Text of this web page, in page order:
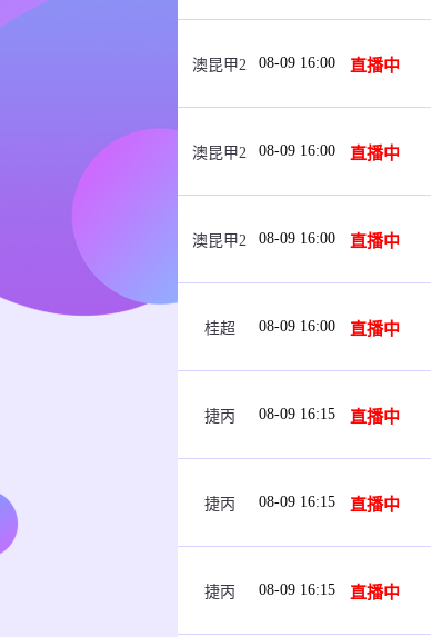
澳昆甲2 08-09 16:00 直播中
澳昆甲2 08-09 16:00 直播中
澳昆甲2 08-09 16:00 直播中
桂超 08-09 16:00 直播中
捷丙 08-09 16:15 直播中
捷丙 08-09 16:15 直播中
捷丙 08-09 16:15 直播中